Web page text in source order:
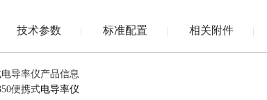
技术参数 标准配置 相关附件
导率仪产品信息
便携式电导率仪